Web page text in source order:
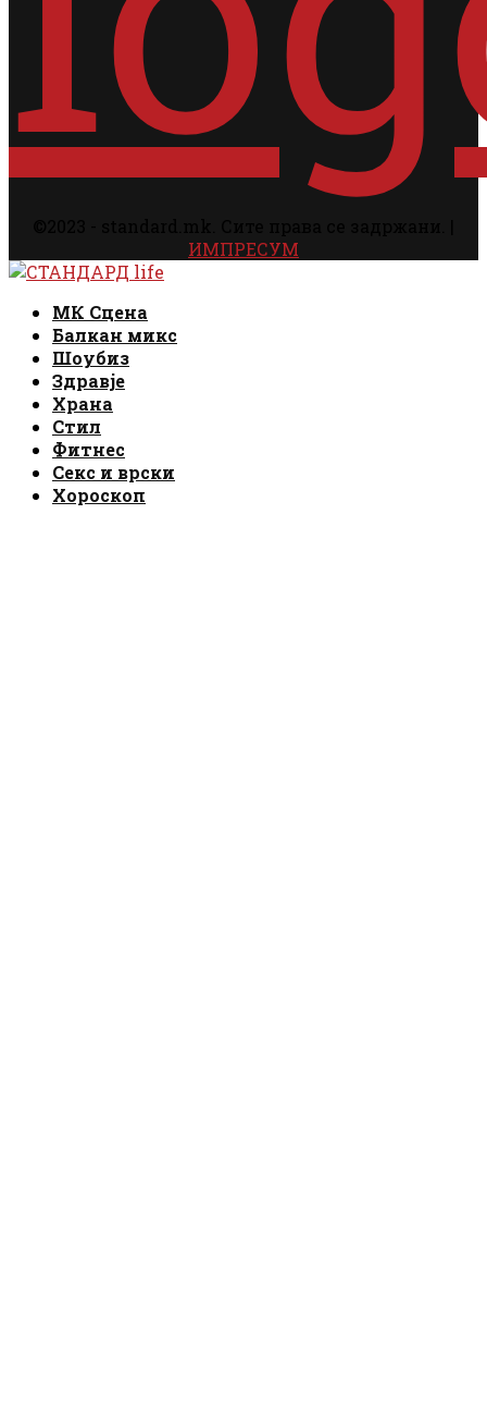
ИМПРЕСУМ
Facebook
Instagram
Email
Rss
МК Сцена
Балкан микс
Шоубиз
Здравје
Храна
Стил
Фитнес
Секс и врски
Хороскоп